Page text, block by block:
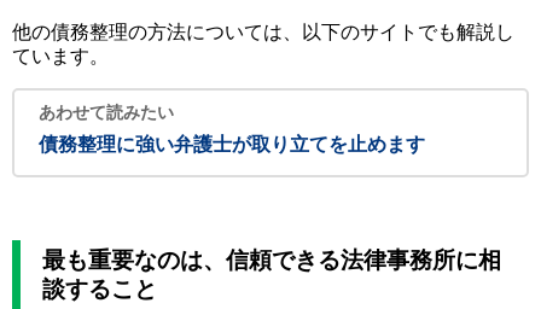
他の債務整理の方法については、以下のサイトでも解説し
ています。
あわせて読みたい
債務整理に強い弁護士が取り立てを止めます
最も重要なのは、信頼できる法律事務所に相
談すること